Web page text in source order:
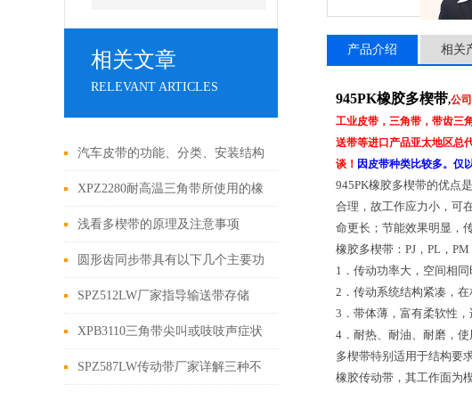
相关文章
RELEVANT ARTICLES
汽车皮带的功能、分类、安装结构
及检查方法
XPZ2280耐高温三角带所使用的橡
胶分类
浅看多楔带的原理及注意事项
圆形齿同步带具有以下几个主要功
能
SPZ512LW厂家指导输送带存储
XPB3110三角带尖叫或吱吱声症状
分析
SPZ587LW传动带厂家详解三种不
产品介绍 相关
945PK橡胶多楔带,公
工业皮带，三角带，带齿三
送带等进口产品亚太地区总
谈！ 因皮带种类比较多。仅
945PK橡胶多楔带的优点
合理，故工作应力小，可
命更长；节能效果明显，
橡胶多楔带：PJ，PL，
1．传动功率大，空间相同
2．传动系统结构紧凑，
3．带体薄，富有柔软性
4．耐热、耐油、耐磨，
多楔带特别适用于结构要
橡胶传动带，其工作面为